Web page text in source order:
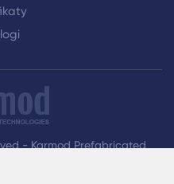
- Karmod Prefabricated